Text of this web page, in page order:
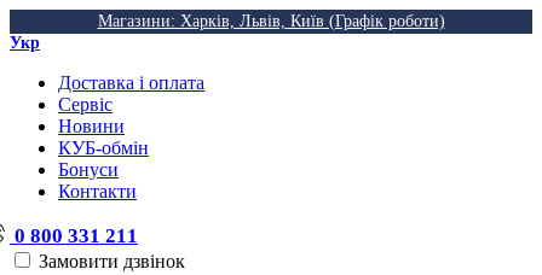
Магазини: Харків, Львів, Київ (Графік роботи)
Укр
Доставка і оплата
Сервіс
Новини
КУБ-обмін
Бонуси
Контакти
0 800 331 211
Замовити дзвінок